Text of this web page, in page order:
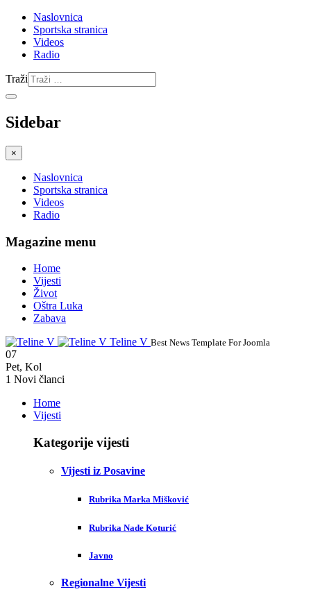
Naslovnica
Sportska stranica
Videos
Radio
Traži
Sidebar
×
Naslovnica
Sportska stranica
Videos
Radio
Magazine menu
Home
Vijesti
Život
Oštra Luka
Zabava
Teline V Best News Template For Joomla
07
Pet, Kol
1 Novi članci
Home
Vijesti
Kategorije vijesti
Vijesti iz Posavine
Rubrika Marka Mišković
Rubrika Nade Koturić
Javno
Regionalne Vijesti